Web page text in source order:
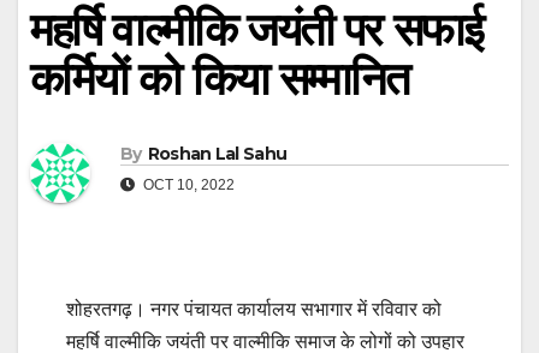
महर्षि वाल्मीकि जयंती पर सफाई
कर्मियों को किया सम्मानित
By Roshan Lal Sahu
OCT 10, 2022
शोहरतगढ़। नगर पंचायत कार्यालय सभागार में रविवार को
महर्षि वाल्मीकि जयंती पर वाल्मीकि समाज के लोगों को उपहार